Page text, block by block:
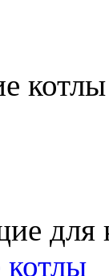
котлы
для